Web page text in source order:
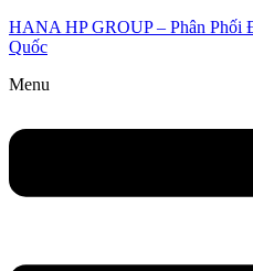
HANA HP GROUP – Phân Phối
Quốc
Menu